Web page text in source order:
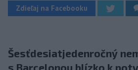
Zdieľaj na Facebooku
Šesťdesiatjedenročný
s Barcelonou blízko k